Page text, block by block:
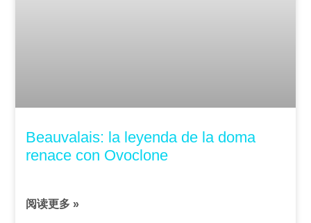
Beauvalais: la leyenda de la doma
renace con Ovoclone
阅读更多 »